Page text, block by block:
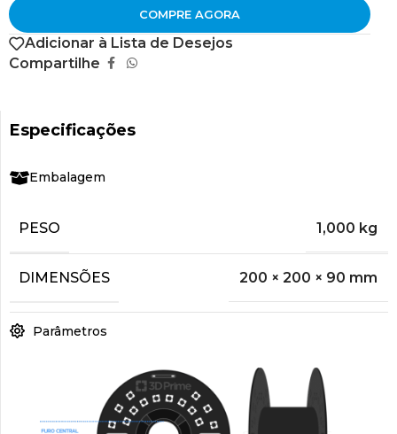
COMPRE AGORA
Adicionar à Lista de Desejos
Compartilhe
Especificações
Embalagem
PESO 1,000 kg
DIMENSÕES 200 × 200 × 90 mm
Parâmetros